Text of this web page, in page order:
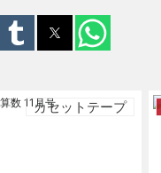
カセットテープ